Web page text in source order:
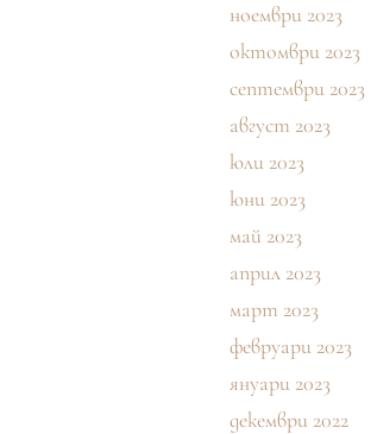
ноември 2023
октомври 2023
септември 2023
август 2023
юли 2023
юни 2023
май 2023
април 2023
март 2023
февруари 2023
януари 2023
декември 2022